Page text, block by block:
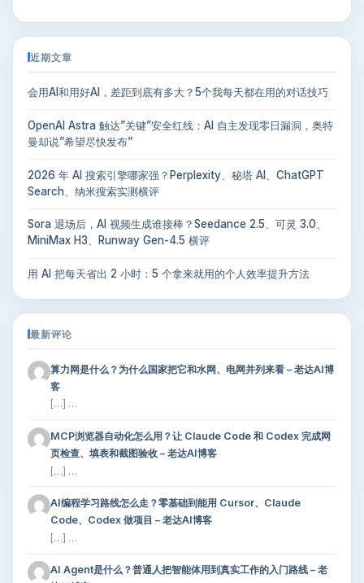
近期文章
会用AI和用好AI，差距到底有多大？5个我每天都在用的对话技巧
OpenAI Astra 触达”关键”安全红线：AI 自主发现零日漏洞，奥特
曼却说”希望尽快发布”
2026 年 AI 搜索引擎哪家强？Perplexity、秘塔 AI、ChatGPT
Search、纳米搜索实测横评
Sora 退场后，AI 视频生成谁接棒？Seedance 2.5、可灵 3.0、
MiniMax H3、Runway Gen-4.5 横评
用 AI 把每天省出 2 小时：5 个拿来就用的个人效率提升方法
最新评论
算力网是什么？为什么国家把它和水网、电网并列来看 – 老达AI博
客
[…] …
MCP浏览器自动化怎么用？让 Claude Code 和 Codex 完成网
页检查、填表和截图验收 – 老达AI博客
[…] …
AI编程学习路线怎么走？零基础到能用 Cursor、Claude
Code、Codex 做项目 – 老达AI博客
[…] …
AI Agent是什么？普通人把智能体用到真实工作的入门路线 – 老